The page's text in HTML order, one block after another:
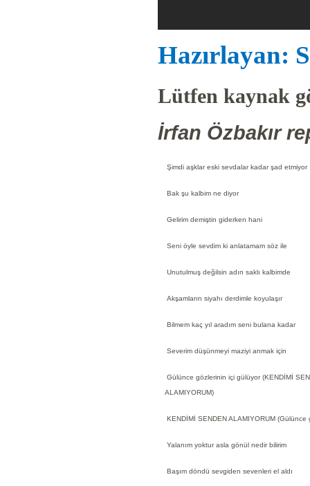
Hazırlayan:
Lütfen kaynak
İrfan Özbakır
Şimdi aşklar eski sevdalar kadar şad etmiyor
Bak şu kalbim ne diyor
Gelirim demiştin giderken hani
Seni öyle sevdim ki anlatamam söz ile
Unutulmuş değilsin adın saklı kalbimde
Akşamların siyahı derdimle koyulaşır
Bilmem kaç yıl aradım seni bulana kadar
Severim düşünmeyi maziyi anmak için
Gülünce gözlerinin içi gülüyor (KENDİMİ
ALAMIYORUM)
KENDİMİ SENDEN ALAMIYORUM (Gülünce
Yalanım yoktur asla gönül nedir bilirim
Başım döndü sevgiden sevenleri el aldı